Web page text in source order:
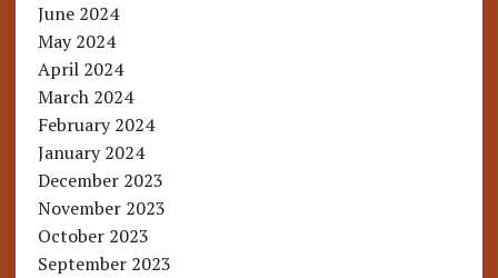
June 2024
May 2024
April 2024
March 2024
February 2024
January 2024
December 2023
November 2023
October 2023
September 2023